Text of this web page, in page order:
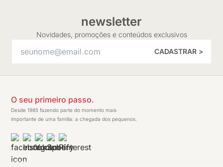
newsletter
Novidades, promoções e conteúdos exclusivos
CADASTRAR >
O seu primeiro passo.
Desde 1985 fazendo parte do momento mais
importante de uma família: a chegada dos pequenos.